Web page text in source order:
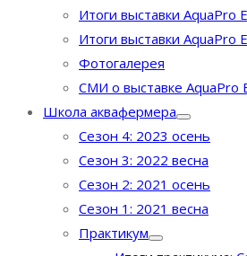
Итоги выставки AquaPro
Итоги выставки AquaPro
Фотогалерея
СМИ о выставке AquaPro
Школа аквафермера
Сезон 4: 2023 осень
Сезон 3: 2022 весна
Сезон 2: 2021 осень
Сезон 1: 2021 весна
Практикум